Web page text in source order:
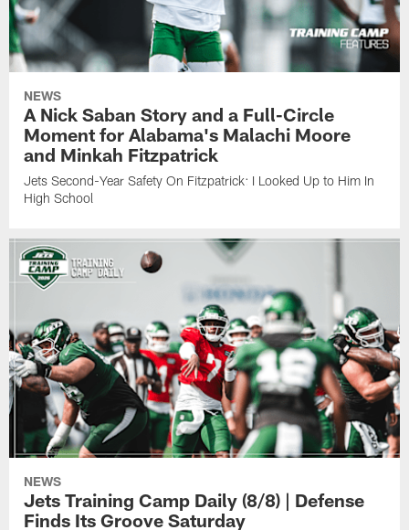
NEWS
A Nick Saban Story and a Full-Circle
Moment for Alabama's Malachi Moore
and Minkah Fitzpatrick
Jets Second-Year Safety On Fitzpatrick: I Looked Up to Him In
High School
NEWS
Jets Training Camp Daily (8/8) | Defense
Finds Its Groove Saturday